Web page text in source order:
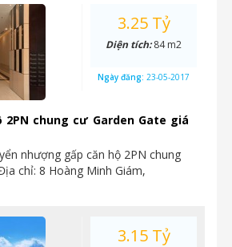
2PN chung cư Garden Gate giá
nhượng gấp căn hộ 2PN chung
chỉ: 8 Hoàng Minh Giám,
3.25 Tỷ
Diện tích:84 m2
Ngày đăng: 23-05-2017
3.15 Tỷ